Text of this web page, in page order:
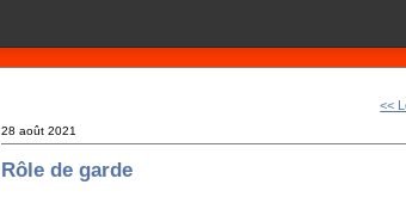
<<
28 août 2021
Rôle de garde